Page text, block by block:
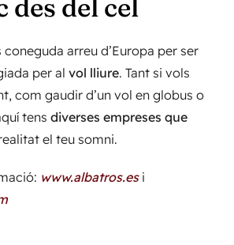
des del cel
coneguda arreu d’Europa per ser
per al vol lliure. Tant si vols
com gaudir d’un vol en globus o
tens diverses empreses que
el teu somni.
www.albatros.esi